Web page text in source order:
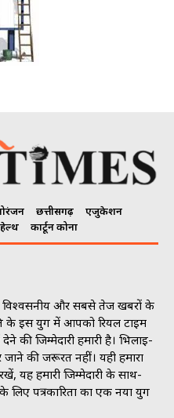
छत्तीसगढ़
एजुकेशन
हेल्थ कार्टून कोना
विश्वसनीय और सबसे तेज खबरों के
के इस युग में आपको रियल टाइम
जिम्मेदारी हमारी है। भिलाई-
की जरूरत नहीं। यही हमारा
यह हमारी जिम्मेदारी के साथ-
लिए पत्रकारिता का एक नया युग